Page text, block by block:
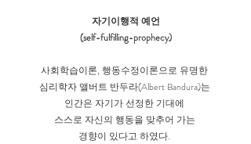
자기이행적 예언
(self-fulfilling-prophecy)
사회학습이론, 행동수정이론으로 유명한
심리학자 앨버트 반두라(Albert Bandura)는
인간은 자기가 선정한 기대에
스스로 자신의 행동을 맞추어 가는
경향이 있다고 하였다.